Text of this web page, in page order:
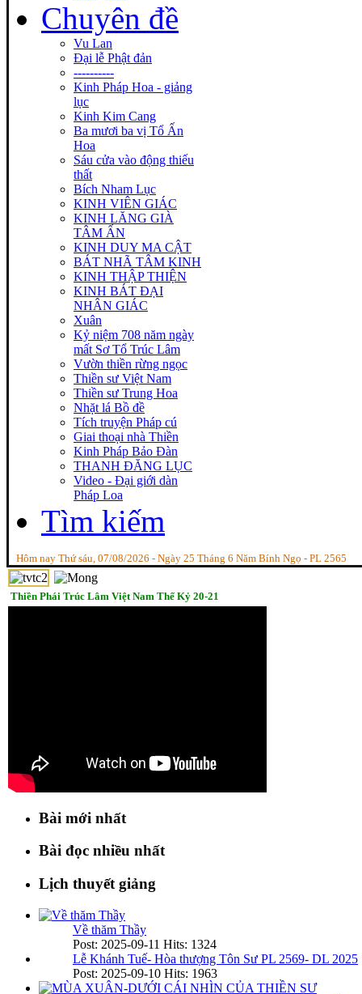
Chuyên đề
Vu Lan
Đại lễ Phật đản
----------
Kinh Pháp Hoa - giảng
lục
Kinh Kim Cang
Ba mươi ba vị Tổ Ấn
Hoa
Sáu cửa vào động thiếu
thất
Bích Nham Lục
KINH VIÊN GIÁC
KINH LĂNG GIÀ
TÂM ẤN
KINH DUY MA CẬT
BÁT NHÃ TÂM KINH
KINH THẬP THIỆN
KINH BÁT ĐẠI
NHÂN GIÁC
Xuân
Kỷ niệm 708 năm ngày
mất Sơ Tổ Trúc Lâm
Vườn thiền rừng ngọc
Thiền sư Việt Nam
Thiền sư Trung Hoa
Nhặt lá Bồ đề
Tích truyện Pháp cú
Giai thoại nhà Thiền
Kinh Pháp Bảo Đàn
THANH ĐĂNG LỤC
Video - Đại giới dàn
Pháp Loa
Tìm kiếm
Hôm nay Thứ sáu, 07/08/2026 - Ngày 25 Tháng 6 Năm Bính Ngọ - PL 2565
Thiền Phái Trúc Lâm Việt Nam Thế Kỷ 20-21
Bài mới nhất
Bài đọc nhiều nhất
Lịch thuyết giảng
Về thăm Thầy
Post: 2025-09-11 Hits: 1324
Lễ Khánh Tuế- Hòa thượng Tôn Sư PL 2569- DL 2025
Post: 2025-09-10 Hits: 1963